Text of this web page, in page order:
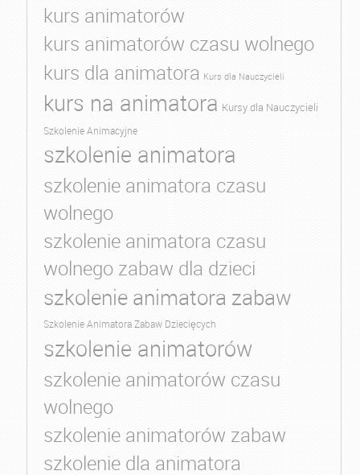
kurs animatorów
kurs animatorów czasu wolnego
kurs dla animatora Kurs dla Nauczycieli
kurs na animatora Kursy dla Nauczycieli
Szkolenie Animacyjne
szkolenie animatora
szkolenie animatora czasu
wolnego
szkolenie animatora czasu
wolnego zabaw dla dzieci
szkolenie animatora zabaw
Szkolenie Animatora Zabaw Dziecięcych
szkolenie animatorów
szkolenie animatorów czasu
wolnego
szkolenie animatorów zabaw
szkolenie dla animatora